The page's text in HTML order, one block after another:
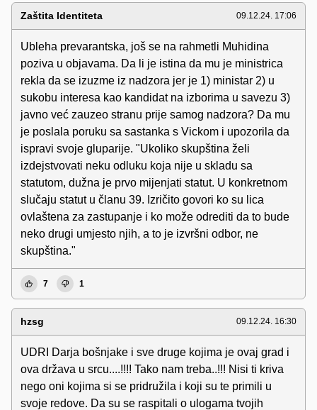
Zaštita Identiteta 09.12.24. 17:06
Ubleha prevarantska, još se na rahmetli Muhidina
poziva u objavama. Da li je istina da mu je ministrica
rekla da se izuzme iz nadzora jer je 1) ministar 2) u
sukobu interesa kao kandidat na izborima u savezu 3)
javno već zauzeo stranu prije samog nadzora? Da mu
je poslala poruku sa sastanka s Vickom i upozorila da
ispravi svoje gluparije. "Ukoliko skupština želi
izdejstvovati neku odluku koja nije u skladu sa
statutom, dužna je prvo mijenjati statut. U konkretnom
slučaju statut u članu 39. Izričito govori ko su lica
ovlaštena za zastupanje i ko može odrediti da to bude
neko drugi umjesto njih, a to je izvršni odbor, ne
skupština."
7 1
hzsg 09.12.24. 16:30
UDRI Darja bošnjake i sve druge kojima je ovaj grad i
ova država u srcu....!!!! Tako nam treba..!!! Nisi ti kriva
nego oni kojima si se pridružila i koji su te primili u
svoje redove. Da su se raspitali o ulogama tvojih